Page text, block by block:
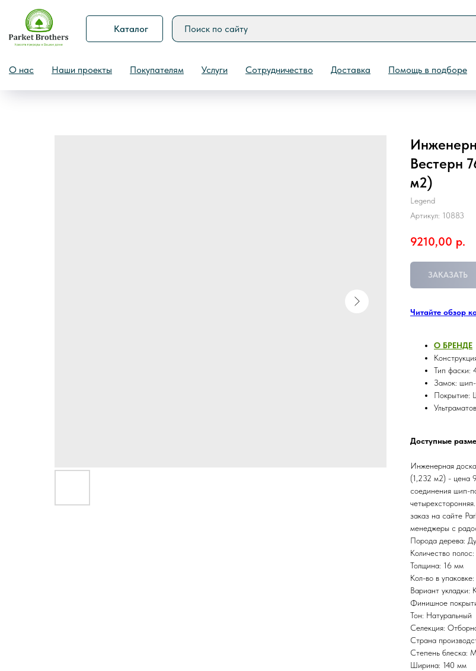
Каталог
О нас Наши проекты Покупателям Услуги Сотрудничество Доставка Помощь в подборе
Назад
Вестерн
м2)
Legend
Артикул: 10883
9210,00 р.
ЗАКАЗАТЬ
Читайте обзор
О БРЕНДE
Тип фаски:
Замок:
Покрытие:
Доступные
Инженерная
(1,232 м2) - цена
соединения шип-
заказ на сайте
менеджеры с
Порода дерева:
Количество
Толщина: 16 мм
Кол-во в
Вариант укладки:
Финишное
Тон: Натуральный
Селекция:
Страна
Степень блеска:
Ширина: 140 мм